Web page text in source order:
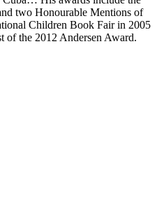
two Honourable Mentions of
Children Book Fair in 2005
of the 2012 Andersen Award.